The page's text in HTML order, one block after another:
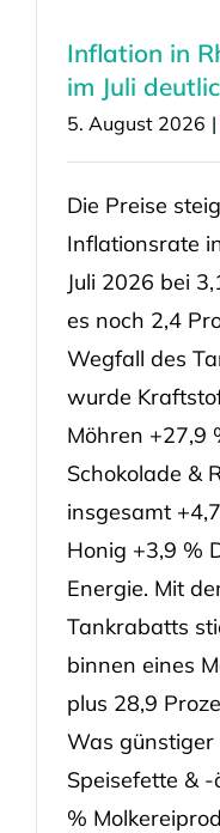
Inflation in
im Juli
5. August 2026 |
Die Preise
Inflationsrate
Juli 2026 bei
es noch 2,4
Wegfall des
wurde
Möhren +27,9
Schokolade &
insgesamt
Honig +3,9 %
Energie. Mit
Tankrabatts
binnen eines
plus 28,9
Was
Speisefette &
%